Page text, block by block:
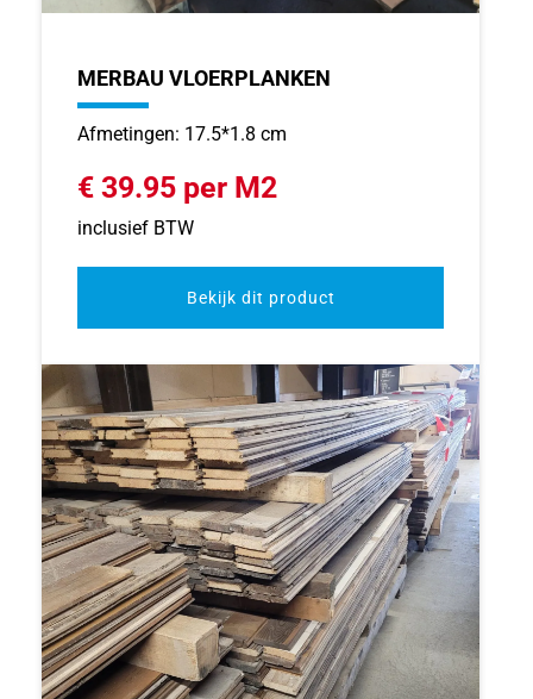
MERBAU VLOERPLANKEN
Afmetingen: 17.5*1.8 cm
€ 39.95 per M2
inclusief BTW
Bekijk dit product